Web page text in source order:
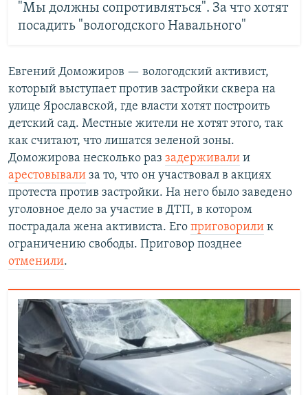
"Мы должны сопротивляться". За что хотят
посадить "вологодского Навального"
Евгений Доможиров — вологодский активист,
который выступает против застройки сквера на
улице Ярославской, где власти хотят построить
детский сад. Местные жители не хотят этого, так
как считают, что лишатся зеленой зоны.
Доможирова несколько раз задерживали и
арестовывали за то, что он участвовал в акциях
протеста против застройки. На него было заведено
уголовное дело за участие в ДТП, в котором
пострадала жена активиста. Его приговорили к
ограничению свободы. Приговор позднее
отменили.